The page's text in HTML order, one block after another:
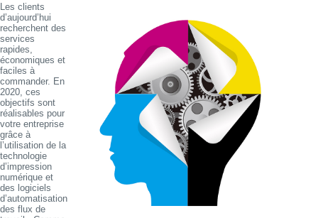
Les clients
d’aujourd’hui
recherchent des
services
rapides,
économiques et
faciles à
commander. En
2020, ces
objectifs sont
réalisables pour
votre entreprise
grâce à
l’utilisation de la
technologie
d’impression
numérique et
des logiciels
d’automatisation
des flux de